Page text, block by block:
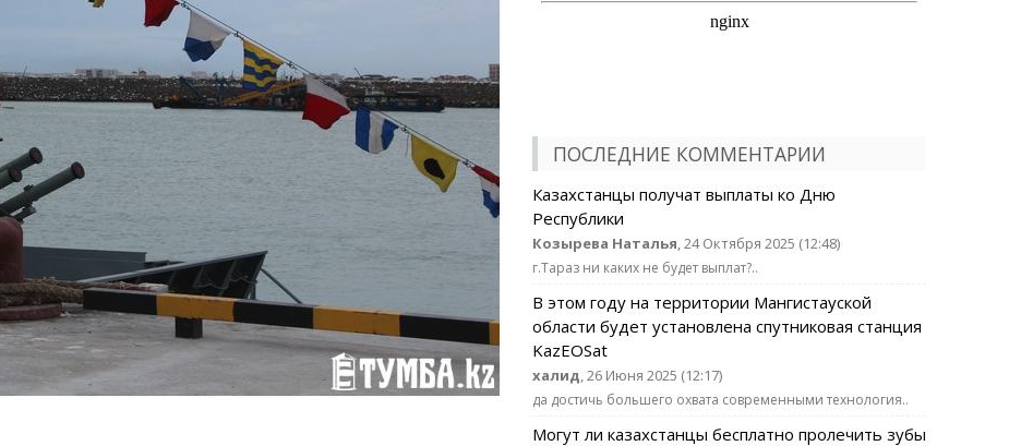
ПОСЛЕДНИЕ КОММЕНТАРИИ
Казахстанцы получат выплаты ко Дню
Республики
Козырева Наталья, 24 Октября 2025 (12:48)
г.Тараз ни каких не будет выплат?..
В этом году на территории Мангистауской
области будет установлена спутниковая станция
KazEOSat
халид, 26 Июня 2025 (12:17)
да достичь большего охвата современными технология..
Могут ли казахстанцы бесплатно пролечить зубы